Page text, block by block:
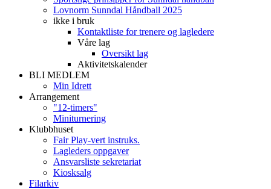
Lovnorm Sunndal Håndball 2025
ikke i bruk
Kontaktliste for trenere og lagledere
Våre lag
Oversikt lag
Aktivitetskalender
BLI MEDLEM
Min Idrett
Arrangement
"12-timers"
Miniturnering
Klubbhuset
Fair Play-vert instruks.
Lagleders oppgaver
Ansvarsliste sekretariat
Kiosksalg
Filarkiv